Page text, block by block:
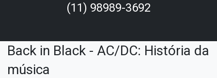
(11) 98989-3692
Back in Black - AC/DC: História da
música